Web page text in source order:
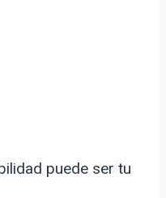
puede ser tu